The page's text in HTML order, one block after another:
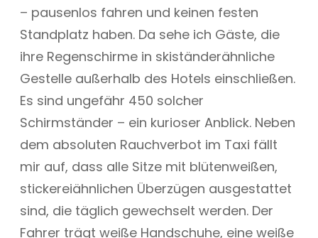
– pausenlos fahren und keinen festen
Standplatz haben. Da sehe ich Gäste, die
ihre Regenschirme in skiständerähnliche
Gestelle außerhalb des Hotels einschließen.
Es sind ungefähr 450 solcher
Schirmständer – ein kurioser Anblick. Neben
dem absoluten Rauchverbot im Taxi fällt
mir auf, dass alle Sitze mit blütenweißen,
stickereiähnlichen Überzügen ausgestattet
sind, die täglich gewechselt werden. Der
Fahrer trägt weiße Handschuhe, eine weiße